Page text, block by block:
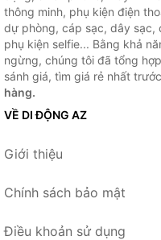
thông minh, phụ kiện điện
dự phòng, cáp sạc, dây sạc,
phụ kiện selfie... Bằng khả
ngừng, chúng tôi đã tổng
sánh giá, tìm giá rẻ nhất
hàng.
VỀ DI ĐỘNG AZ
Giới thiệu
Chính sách bảo mật
Điều khoản sử dụng